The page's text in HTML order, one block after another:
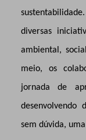
diversas
ambiental,
meio, os
jornada de
desenvolvendo
sem dúvida,